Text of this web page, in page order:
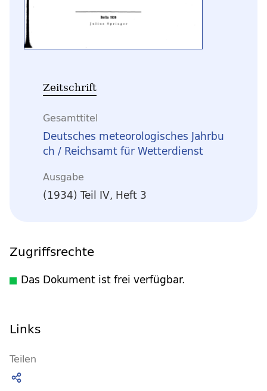
Zeitschrift
Gesamttitel
Deutsches meteorologisches Jahrbu
ch / Reichsamt für Wetterdienst
Ausgabe
(1934) Teil IV, Heft 3
Zugriffsrechte
Das Dokument ist frei verfügbar.
Links
Teilen